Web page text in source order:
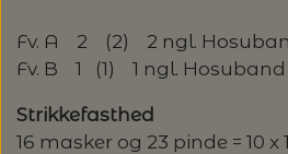
PASCUALI: NEPAL -
PASCULI: SUAVE -
LANG
LENE HOLME
MY FAVOURITE
Fv. A 2 (2) 2 ngl.
Fv. B 1 (1) 1 ngl.
Strikkefasthed
16 masker og 23 pinde = 10